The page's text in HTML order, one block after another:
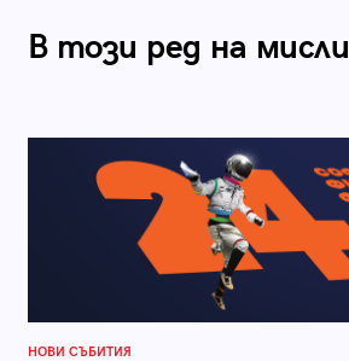
В този ред на мисли
НОВИ СЪБИТИЯ